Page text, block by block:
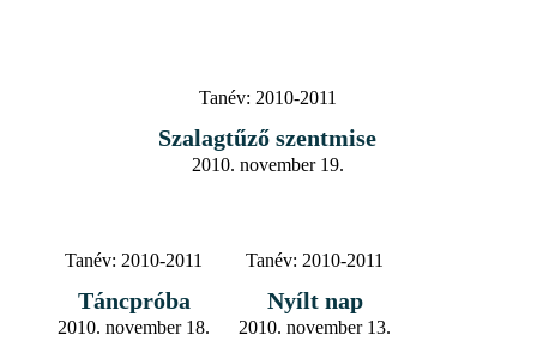
Tanév: 2010-2011
Szalagtűző szentmise
2010. november 19.
Tanév: 2010-2011
Táncpróba
2010. november 18.
Tanév: 2010-2011
Nyílt nap
2010. november 13.